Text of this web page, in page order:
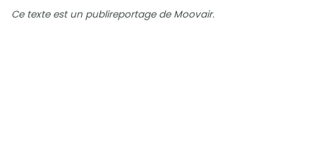
Ce texte est un publireportage de Moovair.